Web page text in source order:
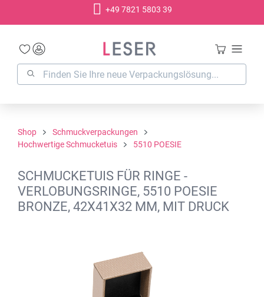
+49 7821 5803 39
Shop
Schmuckverpackungen
Hochwertige Schmucketuis
5510 POESIE
SCHMUCKETUIS FÜR RINGE -
VERLOBUNGSRINGE, 5510 POESIE
BRONZE, 42X41X32 MM, MIT DRUCK